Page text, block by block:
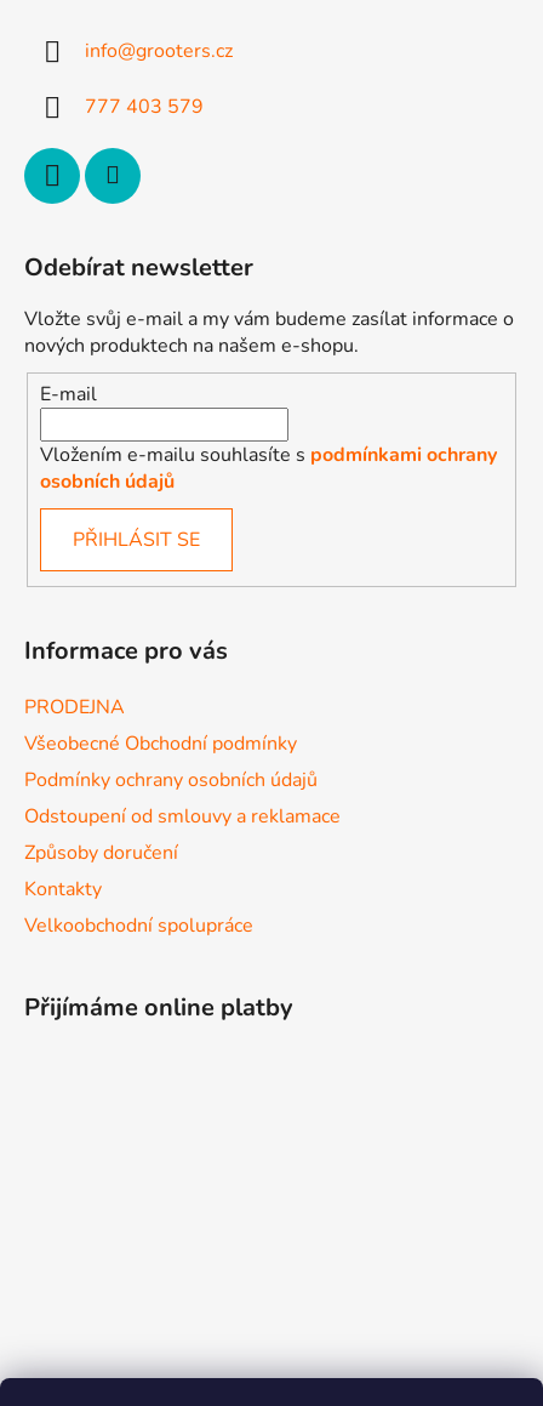
info@grooters.cz
777 403 579
Odebírat newsletter
Vložte svůj e-mail a my vám budeme zasílat informace o
nových produktech na našem e-shopu.
E-mail
Vložením e-mailu souhlasíte s podmínkami ochrany
osobních údajů
PŘIHLÁSIT SE
Informace pro vás
PRODEJNA
Všeobecné Obchodní podmínky
Podmínky ochrany osobních údajů
Odstoupení od smlouvy a reklamace
Způsoby doručení
Kontakty
Velkoobchodní spolupráce
Přijímáme online platby